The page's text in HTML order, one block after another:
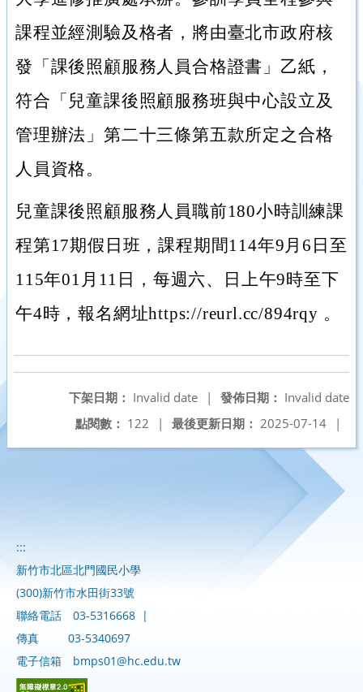
課程並經測驗及格者，將由臺北市政府核
發「課後照顧服務人員合格證書」乙紙，
符合「兒童課後照顧服務班與中心設立及
管理辦法」第二十三條第五款所定之合格
人員資格。
兒童課後照顧服務人員職前180小時訓練課
程第17期假日班，課程期間114年9月6日至
115年01月11日，每週六、日上午9時至下
午4時，報名網址https://reurl.cc/894rqy 。
發佈日期： Invalid date
下架日期： Invalid date
|
最後更新日期： 2025-07-14 |
點閱數： 122 |
:::
新竹市北區北門國民小學
(300)新竹市水田街33號
聯絡電話
03-5316668 |
傳真
03-5340697
電子信箱
bmps01@hc.edu.tw